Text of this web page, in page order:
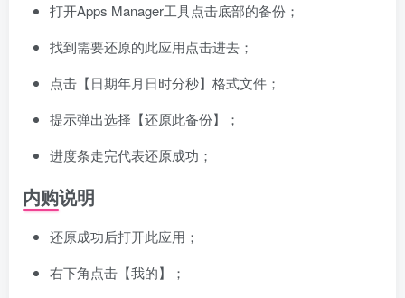
打开Apps Manager工具点击底部的备份；
找到需要还原的此应用点击进去；
点击【日期年月日时分秒】格式文件；
提示弹出选择【还原此备份】；
进度条走完代表还原成功；
内购说明
还原成功后打开此应用；
右下角点击【我的】；